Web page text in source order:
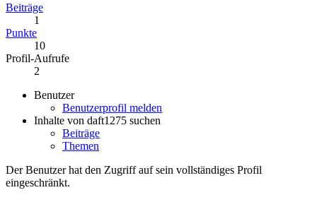
Beiträge
1
Punkte
10
Profil-Aufrufe
2
Benutzer
Benutzerprofil melden
Inhalte von daft1275 suchen
Beiträge
Themen
Der Benutzer hat den Zugriff auf sein vollständiges Profil
eingeschränkt.